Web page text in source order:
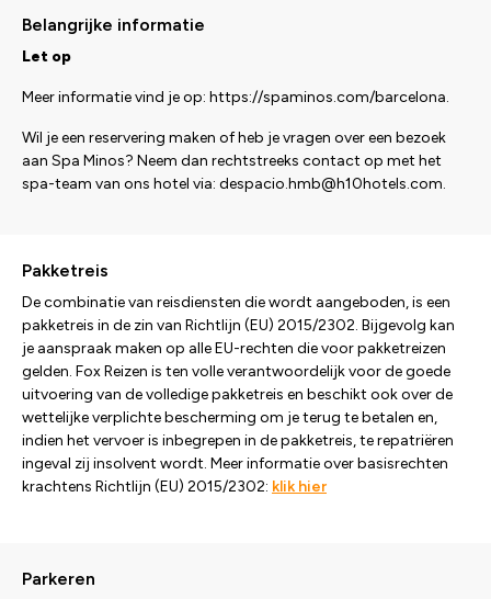
Belangrijke informatie
Let op
Meer informatie vind je op: https://spaminos.com/barcelona.
Wil je een reservering maken of heb je vragen over een bezoek
aan Spa Minos? Neem dan rechtstreeks contact op met het
spa-team van ons hotel via: despacio.hmb@h10hotels.com.
Pakketreis
De combinatie van reisdiensten die wordt aangeboden, is een
pakketreis in de zin van Richtlijn (EU) 2015/2302. Bijgevolg kan
je aanspraak maken op alle EU-rechten die voor pakketreizen
gelden. Fox Reizen is ten volle verantwoordelijk voor de goede
uitvoering van de volledige pakketreis en beschikt ook over de
wettelijke verplichte bescherming om je terug te betalen en,
indien het vervoer is inbegrepen in de pakketreis, te repatriëren
ingeval zij insolvent wordt. Meer informatie over basisrechten
krachtens Richtlijn (EU) 2015/2302: klik hier
Parkeren